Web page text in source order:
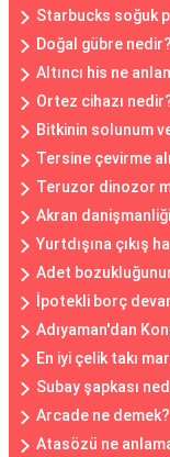
Starbucks soğuk
Doğal gübre nedir?
Altıncı his ne
Ortez cihazı
Bitkinin solunum
Tersine çevirme
Teruzor dinozor
Akran
Yurtdışına çıkış
Adet
İpotekli borç
Adıyaman'dan
En iyi çelik takı
Subay şapkası
Arcade ne demek?
Atasözü ne